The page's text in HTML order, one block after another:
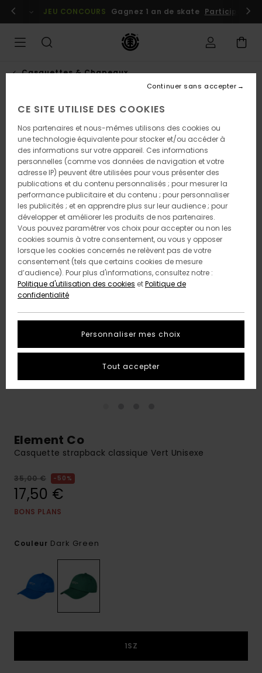
l'information
Se connecter / s'inscrire
JEU CONCOURS Gagnez 1 an de skate Participez
Casquettes & Chapeaux
Element Co
Casquette strapback classique Vert Unisexe
35,00 € 50%
17,50 €
BONS PLANS
Couleur Dark Green
1SZ
CE SITE UTILISE DES COOKIES
Nos partenaires et nous-mêmes utilisons des cookies ou
une technologie équivalente pour stocker et/ou accéder à
des informations sur votre appareil. Ces informations
personnelles (comme vos données de navigation et votre
adresse IP) peuvent être utilisées pour vous présenter des
publications et du contenu personnalisés ; pour mesurer la
performance publicitaire et du contenu ; pour personnaliser
les publicités ; et en apprendre plus sur leur audience ; pour
développer et améliorer les produits de nos partenaires.
Vous pouvez paramétrer vos choix pour accepter ou non les
cookies soumis à votre consentement, ou vous y opposer
lorsque les cookies concernés ne relèvent pas de votre
consentement (tels que certains cookies de mesure
d’audience). Pour plus d'informations, consultez notre :
Politique d'utilisation des cookies etPolitique de
confidentialité
Personnaliser mes choix
Continuer sans accepter
Tout accepter